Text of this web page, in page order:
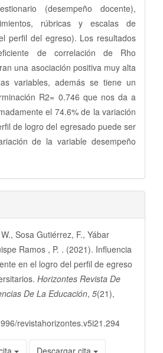
(desempeño docente),
rúbricas y escalas de
perfil del egreso). Los resultados
de correlación de Rho
una asociación positiva muy alta
variables, además se tiene un
R2= 0.746 que nos da a
el 74.6% de la variación
de logro del egresado puede ser
de la variable desempeño
Sosa Gutiérrez, F., Yábar
Ramos , P. . (2021). Influencia
en el logro del perfil de egreso
Horizontes Revista De
De La Educación, 5(21),
revistahorizontes.v5i21.294
Descargar cita